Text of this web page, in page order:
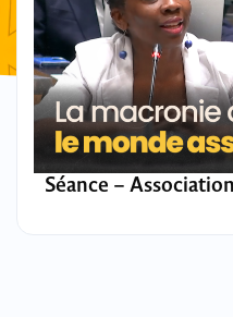
Séance –